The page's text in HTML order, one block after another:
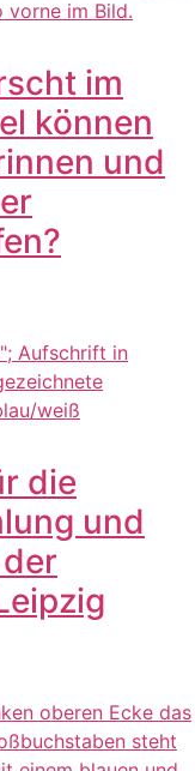
im
können
und
die
und